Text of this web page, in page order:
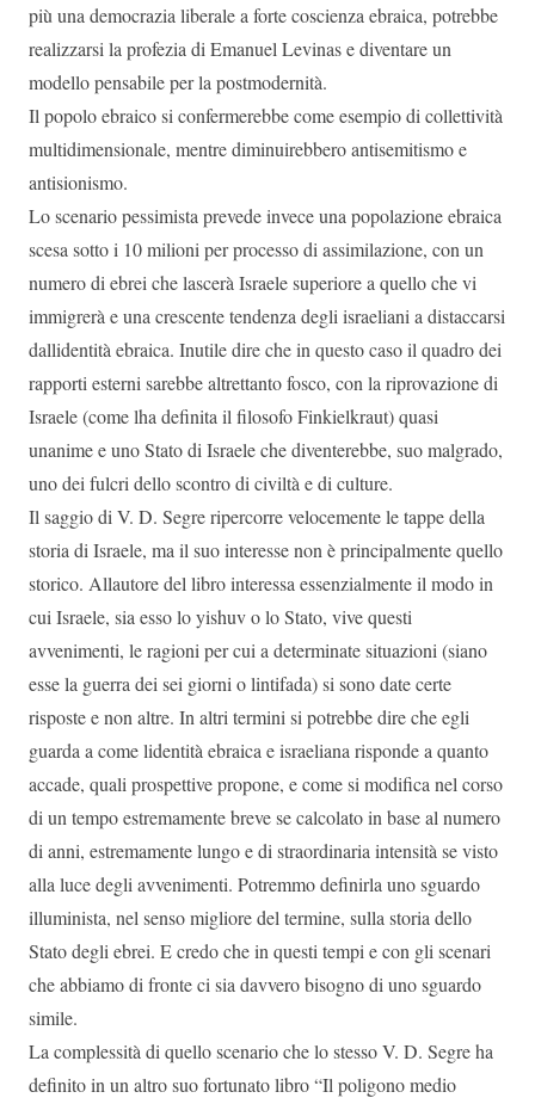
più una democrazia liberale a forte coscienza ebraica, potrebbe
realizzarsi la profezia di Emanuel Levinas e diventare un
modello pensabile per la postmodernità.
Il popolo ebraico si confermerebbe come esempio di collettività
multidimensionale, mentre diminuirebbero antisemitismo e
antisionismo.
Lo scenario pessimista prevede invece una popolazione ebraica
scesa sotto i 10 milioni per processo di assimilazione, con un
numero di ebrei che lascerà Israele superiore a quello che vi
immigrerà e una crescente tendenza degli israeliani a distaccarsi
dallidentità ebraica. Inutile dire che in questo caso il quadro dei
rapporti esterni sarebbe altrettanto fosco, con la riprovazione di
Israele (come lha definita il filosofo Finkielkraut) quasi
unanime e uno Stato di Israele che diventerebbe, suo malgrado,
uno dei fulcri dello scontro di civiltà e di culture.
Il saggio di V. D. Segre ripercorre velocemente le tappe della
storia di Israele, ma il suo interesse non è principalmente quello
storico. Allautore del libro interessa essenzialmente il modo in
cui Israele, sia esso lo yishuv o lo Stato, vive questi
avvenimenti, le ragioni per cui a determinate situazioni (siano
esse la guerra dei sei giorni o lintifada) si sono date certe
risposte e non altre. In altri termini si potrebbe dire che egli
guarda a come lidentità ebraica e israeliana risponde a quanto
accade, quali prospettive propone, e come si modifica nel corso
di un tempo estremamente breve se calcolato in base al numero
di anni, estremamente lungo e di straordinaria intensità se visto
alla luce degli avvenimenti. Potremmo definirla uno sguardo
illuminista, nel senso migliore del termine, sulla storia dello
Stato degli ebrei. E credo che in questi tempi e con gli scenari
che abbiamo di fronte ci sia davvero bisogno di uno sguardo
simile.
La complessità di quello scenario che lo stesso V. D. Segre ha
definito in un altro suo fortunato libro “Il poligono medio